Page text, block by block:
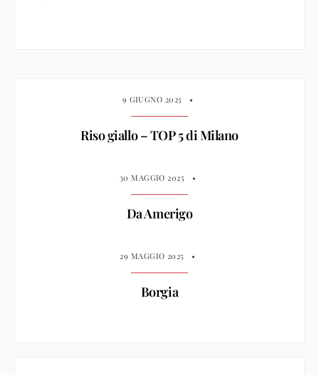
9 GIUGNO 2025 •
Riso giallo – TOP 5 di Milano
30 MAGGIO 2025 •
Da Amerigo
29 MAGGIO 2025 •
Borgia